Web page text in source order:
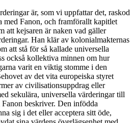
är, som vi uppfattar det, raskod
med Fanon, och framförallt kapitlet
att kejsaren är naken vad gäller
Han klär av kolonialmakternas
att stå för så kallade universella
också kollektiva minnen om hur
varit en viktig stomme i den
av det vita europeiska styret
av civilisationsuppdrag eller
sekulära, universella värderingar till
beskriver. Den infödda
sig i det eller acceptera sitt öde,